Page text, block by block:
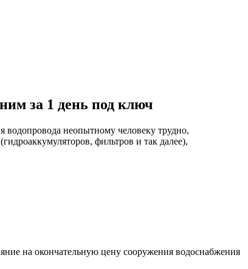
за 1 день под ключ
неопытному человеку трудно,
фильтров и так далее),
на окончательную цену сооружения водоснабжения